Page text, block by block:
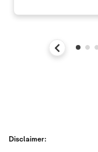
Disclaimer: